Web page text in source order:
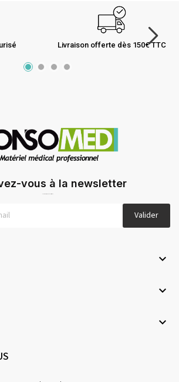
Livraison offerte dès 150€ TTC
vous à la newsletter
Valider


